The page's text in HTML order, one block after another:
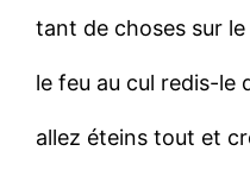
tant de choses sur
le feu au cul redis-le
allez éteins tout et